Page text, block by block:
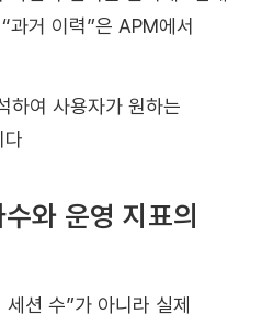
과거 이력”은 APM에서
하여 사용자가 원하는
다
와 운영 지표의
션 수”가 아니라 실제